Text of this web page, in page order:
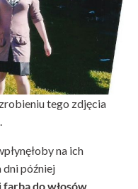
tego zdjęcia
na ich
dni później
ifarbą do włosów